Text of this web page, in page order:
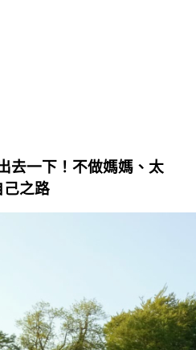
去一下！不做媽媽、太
己之路